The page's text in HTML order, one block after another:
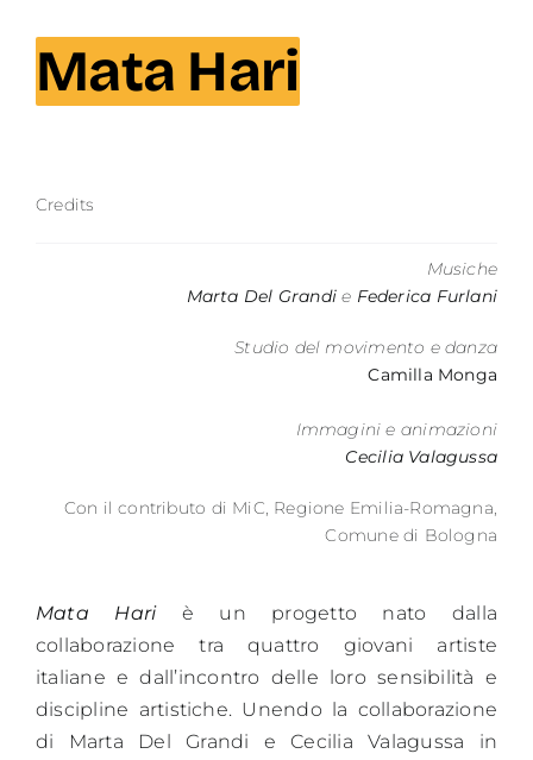
Mata Hari
Credits
Musiche
Marta Del Grandi e Federica Furlani
Studio del movimento e danza
Camilla Monga
Immagini e animazioni
Cecilia Valagussa
Con il contributo di MiC, Regione Emilia-Romagna,
Comune di Bologna
Mata Hariè un progetto nato dalla
collaborazione tra quattro giovani artiste
italiane e dall’incontro delle loro sensibilità e
discipline artistiche. Unendo la collaborazione
di Marta Del Grandi e Cecilia Valagussa in